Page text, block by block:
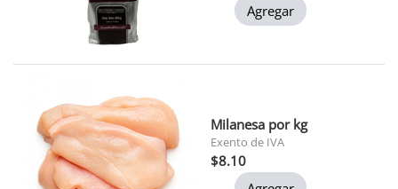
Agregar
Milanesa por kg
Exento de IVA
$8.10